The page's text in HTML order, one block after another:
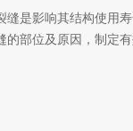
是影响其结构使用寿
部位及原因，制定